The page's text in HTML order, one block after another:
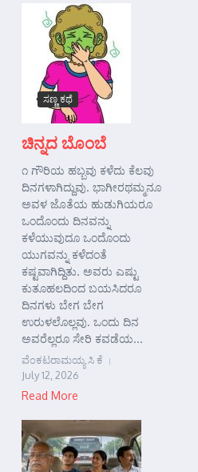
ಸಣ್ಣ ಕಥೆ
ಚಿನ್ನದ ಬೊಂಬೆ
೧ ಗೌರಿಯ ಹಬ್ಬವು ಕಳೆದು ಕೆಲವು
ದಿನಗಳಾಗಿದ್ದುವು. ಭಾಗೀರಥಮ್ಮನೂ
ಅವಳ ಜೊತೆಯ ಹುಡುಗಿಯರೂ
ಒಂದೊಂದು ದಿನವನ್ನು
ಕಳೆಯುವುದೂ ಒಂದೊಂದು
ಯುಗವನ್ನು ಕಳೆದಂತೆ
ಕಷ್ಟವಾಗಿದ್ದಿತು. ಅವರು ಎಷ್ಟು
ಕುತೂಹಲದಿಂದ ಬಯಸಿದರೂ
ದಿನಗಳು ಬೇಗ ಬೇಗ
ಉರುಳಲೊಲ್ಲವು. ಒಂದು ದಿನ
ಅವರೆಲ್ಲರೂ ಸೇರಿ ಕವಡೆಯ...
ವೆಂಕಟರಾಮಯ್ಯ ಸಿ ಕೆ
July 12, 2026
Read More